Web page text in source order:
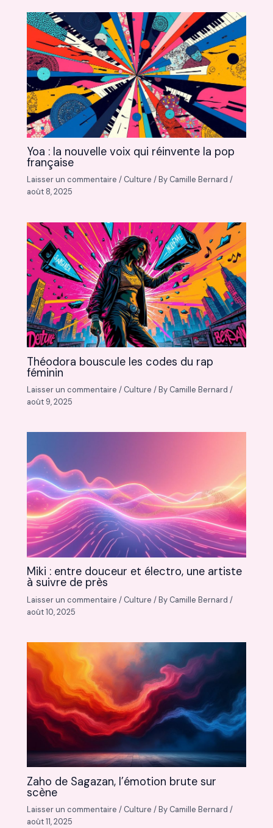
Yoa : la nouvelle voix qui réinvente la pop
française
Laisser un commentaire / Culture / By Camille Bernard/
août 8, 2025
Théodora bouscule les codes du rap
féminin
Laisser un commentaire / Culture / By Camille Bernard/
août 9, 2025
Miki : entre douceur et électro, une artiste
à suivre de près
Laisser un commentaire / Culture / By Camille Bernard/
août 10, 2025
Zaho de Sagazan, l’émotion brute sur
scène
Laisser un commentaire / Culture / By Camille Bernard/
août 11, 2025